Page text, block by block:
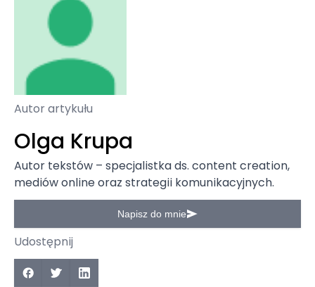
Autor artykułu
Olga Krupa
Autor tekstów – specjalistka ds. content creation,
mediów online oraz strategii komunikacyjnych.
Napisz do mnie
Udostępnij